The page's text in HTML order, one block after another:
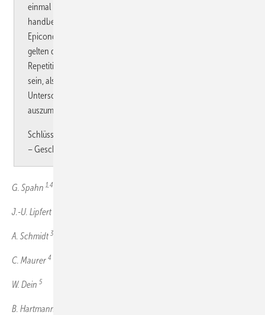
einmal mehr den Zusammenhang zwischen arm- und
handbelastender Tätigkeiten und dem Zustandekommen der
Epicondylitis humeri radialis. Als Risikofaktoren können
gelten die Notwendigkeit hoher Kraftausübungen und die
Repetition. Männer scheinen davon häufiger betroffen zu
sein, als gleich belastete Frauen. Dagegen sind jedoch die
Unterschiede zwischen rechter und linker Hand nicht sicher
auszumachen.
Schlüsselwörter: Ellenbogen – Epikondylitis – Risiko – Beruf
– Geschlecht
G. Spahn 1,4
J.-U. Lipfert
A. Schmidt3
C. Maurer 4
W. Dein 5
B. Hartmann